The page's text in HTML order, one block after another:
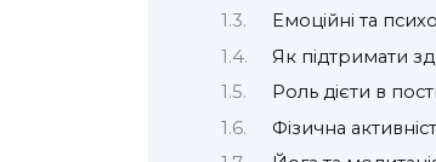
Емоційні та
Як підтримати
Роль дієти в
Фізична